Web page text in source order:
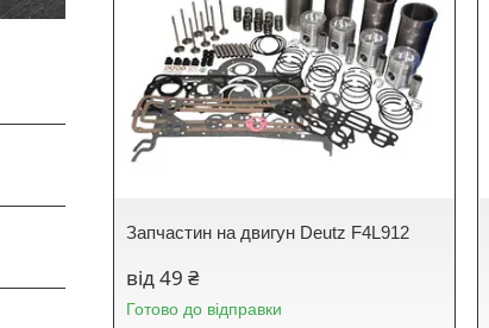
Запчастин на двигун Deutz F4L912
від 49 ₴
Готово до відправки